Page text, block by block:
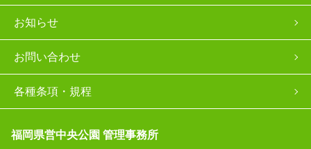
お知らせ
お問い合わせ
各種条項・規程
福岡県営中央公園 管理事務所